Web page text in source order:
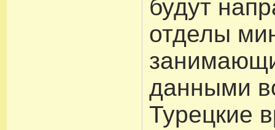
будут
отделы
данными
Турецкие